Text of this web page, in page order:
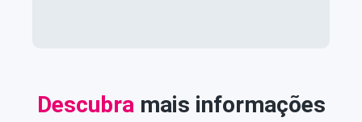
Descubramais informações